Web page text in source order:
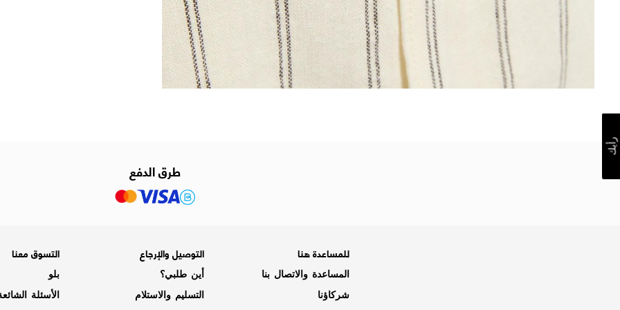
طرق الدفع
للمساعدة هنا
المساعدة والاتصال بنا
شركاؤنا
التوصيل والإرجاع
أين طلبي؟
التسليم والاستلام
التسوق معنا
بلو
الأسئلة
رأيك